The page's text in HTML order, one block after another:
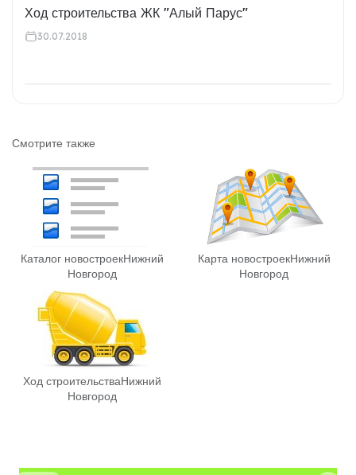
Ход строительства ЖК "Алый Парус"
30.07.2018
Смотрите также
Каталог новостроекНижний
Новгород
Карта новостроекНижний
Новгород
Ход строительстваНижний
Новгород